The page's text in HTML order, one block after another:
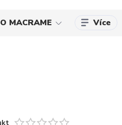
MACRAME Více